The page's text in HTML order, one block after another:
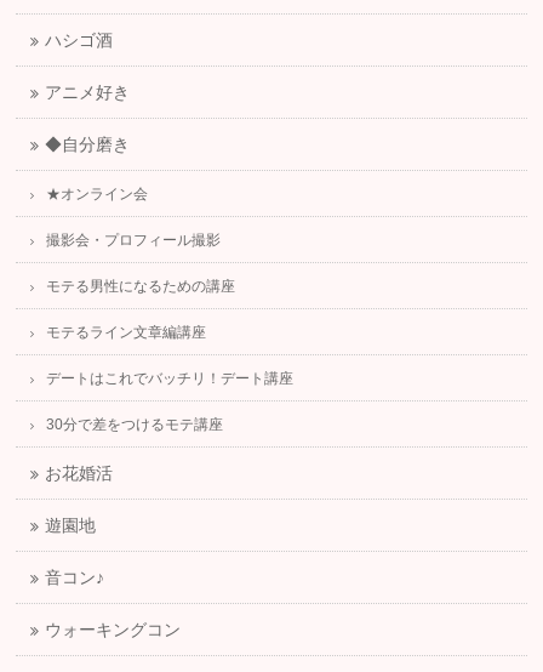
ハシゴ酒
アニメ好き
◆自分磨き
★オンライン会
撮影会・プロフィール撮影
モテる男性になるための講座
モテるライン文章編講座
デートはこれでバッチリ！デート講座
30分で差をつけるモテ講座
お花婚活
遊園地
音コン♪
ウォーキングコン